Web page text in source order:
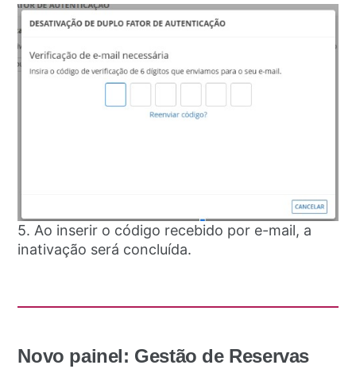
5. Ao inserir o código recebido por e-mail, a
inativação será concluída.
Novo painel: Gestão de Reservas